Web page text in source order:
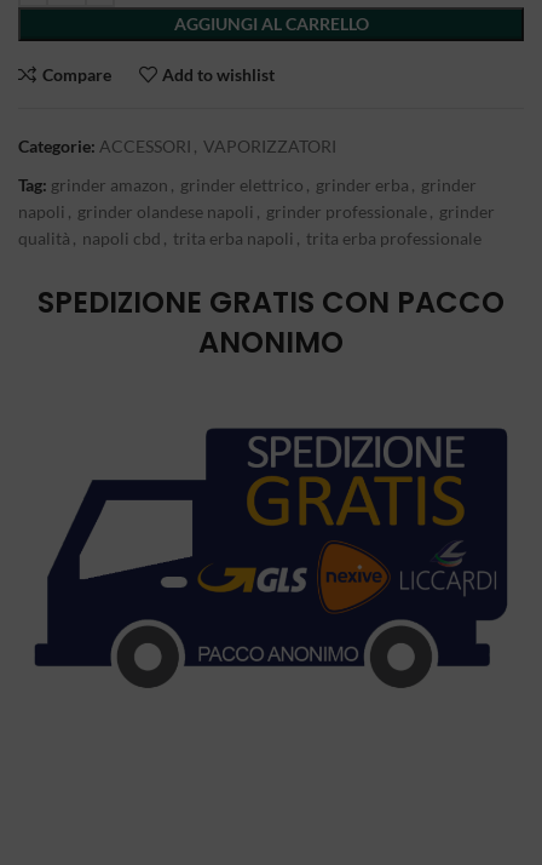
AGGIUNGI AL CARRELLO
Compare Add to wishlist
Categorie: ACCESSORI , VAPORIZZATORI
Tag: grinder amazon , grinder elettrico , grinder erba , grinder
napoli , grinder olandese napoli , grinder professionale, grinder
qualità , napoli cbd , trita erba napoli , trita erba professionale
SPEDIZIONE GRATIS CON PACCO
ANONIMO